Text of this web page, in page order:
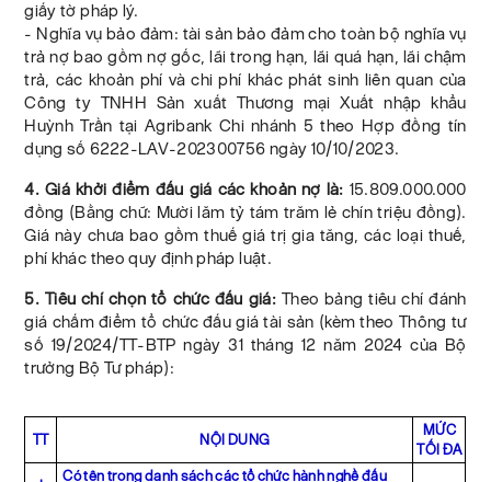
giấy tờ pháp lý.
- Nghĩa vụ bảo đảm: tài sản bảo đảm cho toàn bộ nghĩa vụ
trả nợ bao gồm nợ gốc, lãi trong hạn, lãi quá hạn, lãi chậm
trả, các khoản phí và chi phí khác phát sinh liên quan của
Công ty TNHH Sản xuất Thương mại Xuất nhập khẩu
Huỳnh Trần tại Agribank Chi nhánh 5 theo Hợp đồng tín
dụng số 6222-LAV-202300756 ngày 10/10/2023.
4. Giá khởi điểm đấu giá các khoản nợ là: 15.809.000.000
đồng (Bằng chữ: Mười lăm tỷ tám trăm lẻ chín triệu đồng).
Giá này chưa bao gồm thuế giá trị gia tăng, các loại thuế,
phí khác theo quy định pháp luật.
5. Tiêu chí chọn tổ chức đấu giá: Theo bảng tiêu chí đánh
giá chấm điểm tổ chức đấu giá tài sản (kèm theo Thông tư
số 19/2024/TT-BTP ngày 31 tháng 12 năm 2024 của Bộ
trưởng Bộ Tư pháp):
TT NỘI DUNG
MỨC
TỐI ĐA
Có tên trong danh sách các tổ chức hành nghề đấu